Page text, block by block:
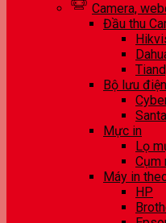
Camera,
Đầu thu
Bộ lưu
Mực in
Lọ
Cụm
Máy in
HP